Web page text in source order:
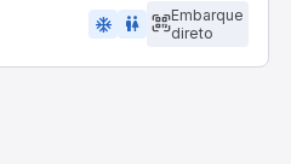
ac_unit wc
Embarque
direto